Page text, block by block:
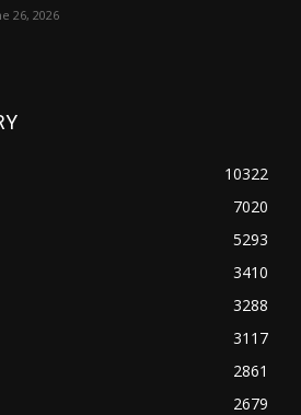
26, 2026
10322
7020
5293
3410
3288
3117
2861
2679